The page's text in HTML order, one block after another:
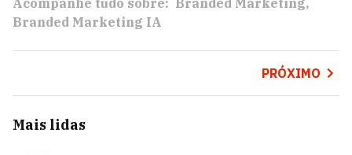
Acompanhe tudo sobre: Branded Marketing
Branded Marketing IA
PRÓXIMO
Mais lidas